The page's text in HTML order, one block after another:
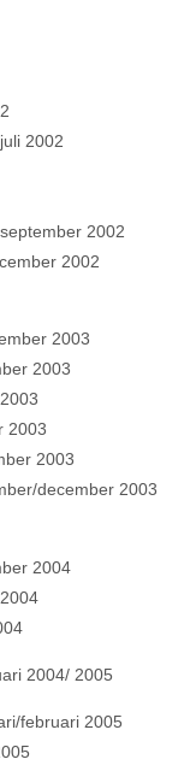
2002
2002
2002
2003
2003
2003
2003
december 2003
2004
2004/ 2005
februari 2005